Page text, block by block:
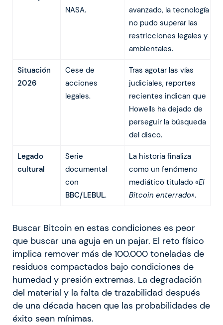
NASA.
avanzado, la tecnología
no pudo superar las
restricciones legales y
ambientales.
Situación
2026
Cese de
acciones
legales.
Tras agotar las vías
judiciales, reportes
recientes indican que
Howells ha dejado de
perseguir la búsqueda
del disco.
Legado
cultural
Serie
documental
con
BBC/LEBUL.
La historia finaliza
como un fenómeno
mediático titulado «El
Bitcoin enterrado».
Buscar Bitcoin en estas condiciones es peor
que buscar una aguja en un pajar. El reto físico
implica remover más de 100.000 toneladas de
residuos compactados bajo condiciones de
humedad y presión extremas. La degradación
del material y la falta de trazabilidad después
de una década hacen que las probabilidades de
éxito sean mínimas.